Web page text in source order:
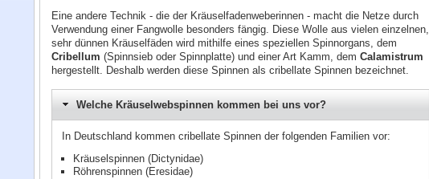
Eine andere Technik - die der Kräuselfadenweberinnen - macht die Netze durch
Verwendung einer Fangwolle besonders fängig. Diese Wolle aus vielen einzelnen,
sehr dünnen Kräuselfäden wird mithilfe eines speziellen Spinnorgans, dem
Cribellum (Spinnsieb oder Spinnplatte) und einer Art Kamm, dem Calamistrum
hergestellt. Deshalb werden diese Spinnen als cribellate Spinnen bezeichnet.
Welche Kräuselwebspinnen kommen bei uns vor?
In Deutschland kommen cribellate Spinnen der folgenden Familien vor:
Kräuselspinnen (Dictynidae)
Röhrenspinnen (Eresidae)